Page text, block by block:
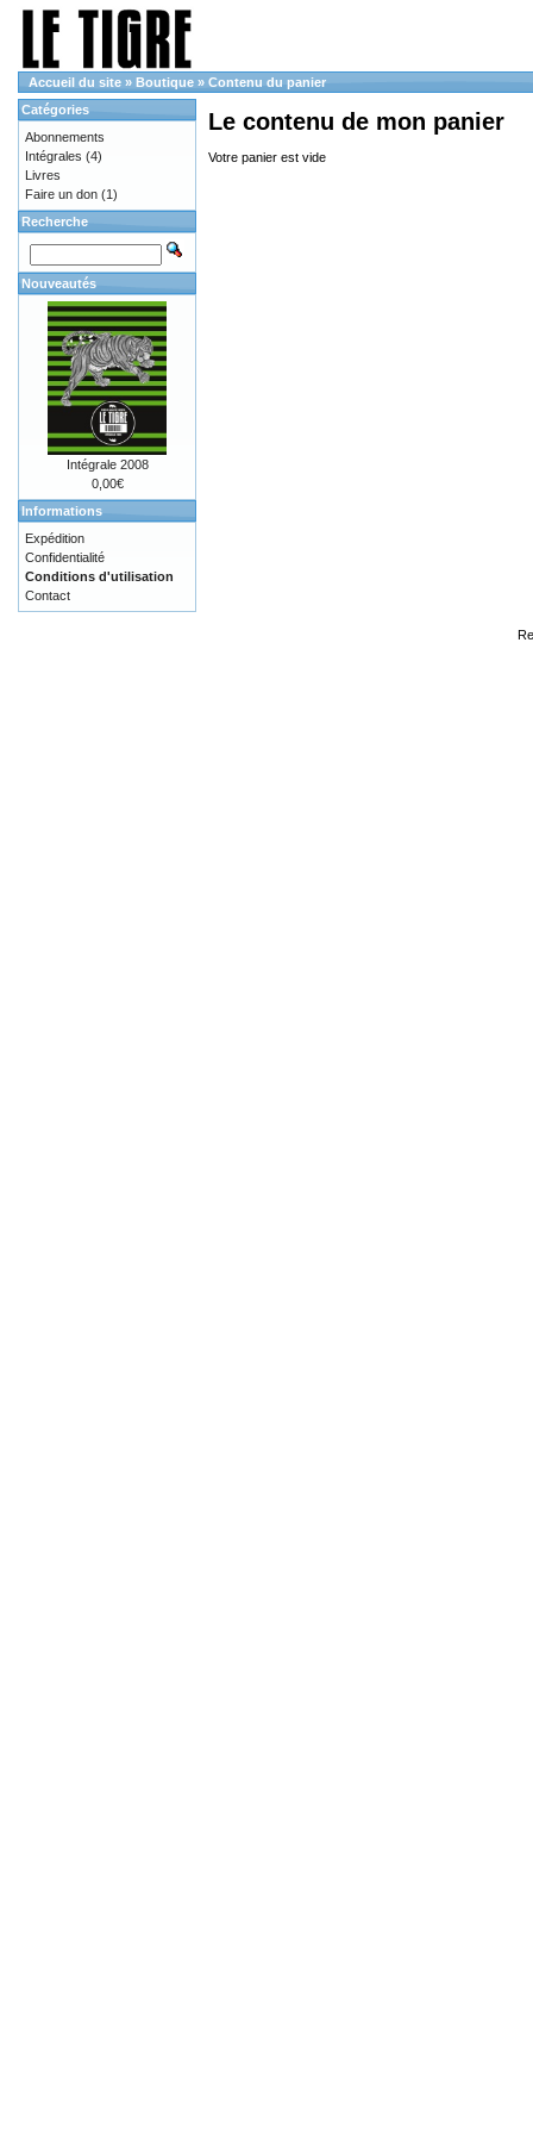
Accueil du site » Boutique » Contenu du panier
Le contenu de mon panier
Votre panier est vide
Catégories
Abonnements
Intégrales (4)
Livres
Faire un don (1)
Recherche
Nouveautés
Intégrale 2008
0,00€
Informations
Expédition
Confidentialité
Conditions d'utilisation
Contact